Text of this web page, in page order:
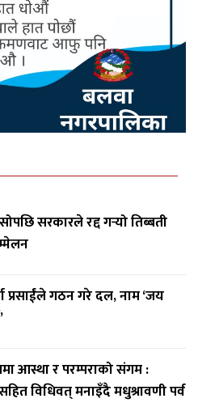
सरकारले रद्द गर्‍यो तिब्बती
प्रसाईंले गठन गरे दल, नाम ‘जय
आस्था र परम्पराको संगम :
विधिवत् मनाइँदै मधुश्रावणी पर्व